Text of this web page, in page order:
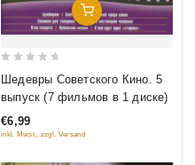
Добавить В Корзину
out
5
Шедевры Советского Кино. 5
выпуск (7 фильмов в 1 диске)
€6,99
inkl. Mwst., zzgl. Versand